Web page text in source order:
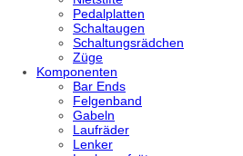
Pedalplatten
Schaltaugen
Schaltungsrädchen
Züge
Komponenten
Bar Ends
Felgenband
Gabeln
Laufräder
Lenker